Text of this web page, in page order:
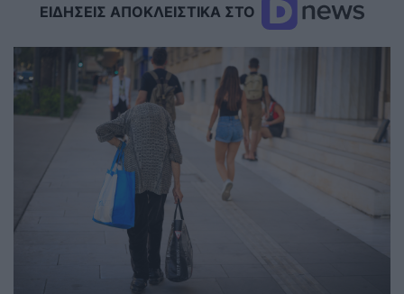
ΕΙΔΗΣΕΙΣ ΑΠΟΚΛΕΙΣΤΙΚΑ ΣΤΟ